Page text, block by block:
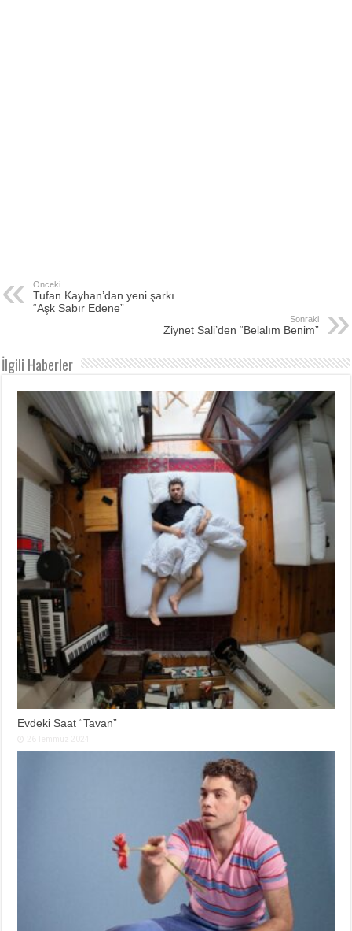
Önceki
Tufan Kayhan’dan yeni şarkı
“Aşk Sabır Edene”
Sonraki
Ziynet Sali’den “Belalım Benim”
İlgili Haberler
Evdeki Saat “Tavan”